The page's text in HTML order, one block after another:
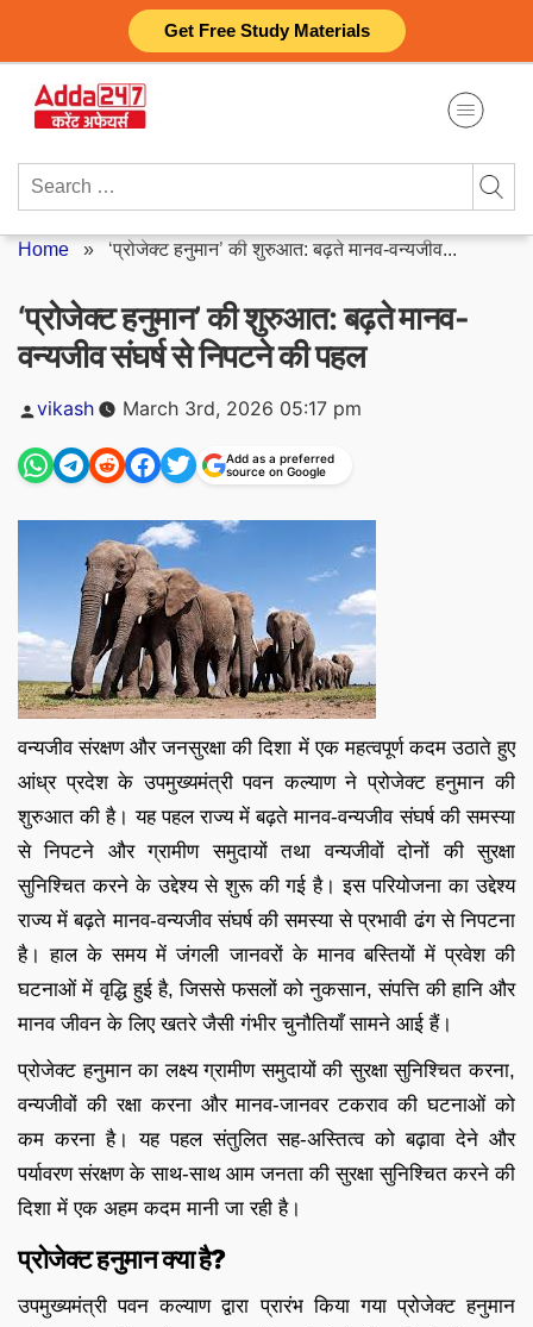
Get Free Study Materials
content
Search
Home » ‘प्रोजेक्ट हनुमान’ की शुरुआत: बढ़ते मानव-वन्यजीव...
‘प्रोजेक्ट हनुमान’ की शुरुआत: बढ़ते मानव-
वन्यजीव संघर्ष से निपटने की पहल
Posted
vikash March 3rd, 2026 05:17 pm
Add as a preferred
source on Google
वन्यजीव संरक्षण और जनसुरक्षा की दिशा में एक महत्वपूर्ण कदम उठाते हुए
आंध्र प्रदेश के उपमुख्यमंत्री पवन कल्याण ने प्रोजेक्ट हनुमान की
शुरुआत की है। यह पहल राज्य में बढ़ते मानव-वन्यजीव संघर्ष की समस्या
से निपटने और ग्रामीण समुदायों तथा वन्यजीवों दोनों की सुरक्षा
सुनिश्चित करने के उद्देश्य से शुरू की गई है। इस परियोजना का उद्देश्य
राज्य में बढ़ते मानव-वन्यजीव संघर्ष की समस्या से प्रभावी ढंग से निपटना
है। हाल के समय में जंगली जानवरों के मानव बस्तियों में प्रवेश की
घटनाओं में वृद्धि हुई है, जिससे फसलों को नुकसान, संपत्ति की हानि और
मानव जीवन के लिए खतरे जैसी गंभीर चुनौतियाँ सामने आई हैं।
प्रोजेक्ट हनुमान का लक्ष्य ग्रामीण समुदायों की सुरक्षा सुनिश्चित करना,
वन्यजीवों की रक्षा करना और मानव-जानवर टकराव की घटनाओं को
कम करना है। यह पहल संतुलित सह-अस्तित्व को बढ़ावा देने और
पर्यावरण संरक्षण के साथ-साथ आम जनता की सुरक्षा सुनिश्चित करने की
दिशा में एक अहम कदम मानी जा रही है।
प्रोजेक्ट हनुमान क्या है?
उपमुख्यमंत्री पवन कल्याण द्वारा प्रारंभ किया गया प्रोजेक्ट हनुमान